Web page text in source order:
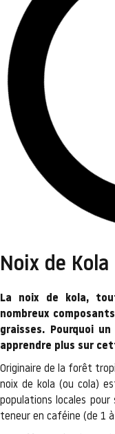
Noix de
La noix de kola,
nombreux
graisses. Pourquoi
apprendre plus sur
Originaire de la forêt
noix de kola (ou cola)
populations locales
teneur en caféine (de 1 à